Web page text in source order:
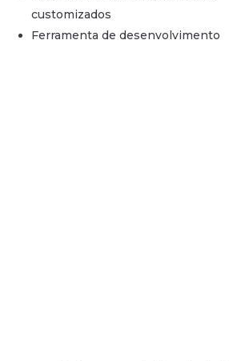
customizados
Ferramenta de desenvolvimento